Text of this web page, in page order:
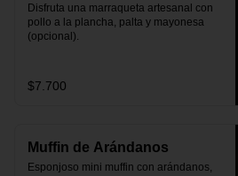
Disfruta una marraqueta artesanal con
pollo a la plancha, palta y mayonesa
(opcional).
$7.700
Muffin de Arándanos
Esponjoso mini muffin con arándanos,